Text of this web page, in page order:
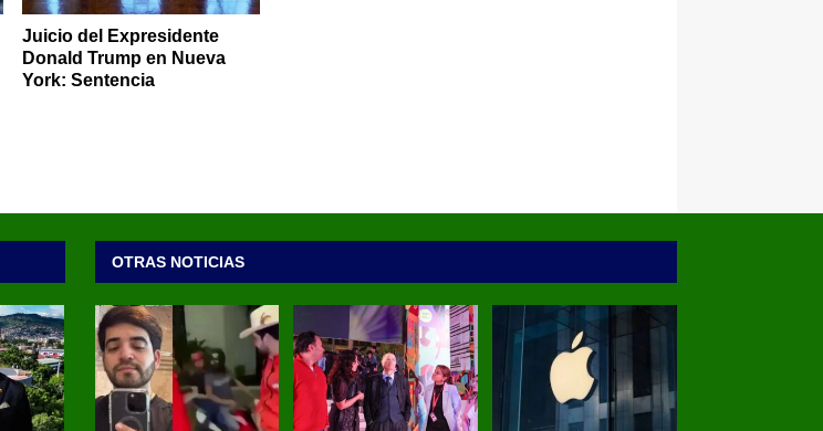
Juicio del Expresidente
Donald Trump en Nueva
York: Sentencia
OTRAS NOTICIAS